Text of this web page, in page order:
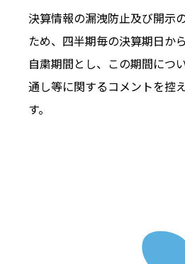
決算情報の漏洩防止及び開示
ため、四半期毎の決算期日か
自粛期間とし、この期間につ
通し等に関するコメントを控
す。